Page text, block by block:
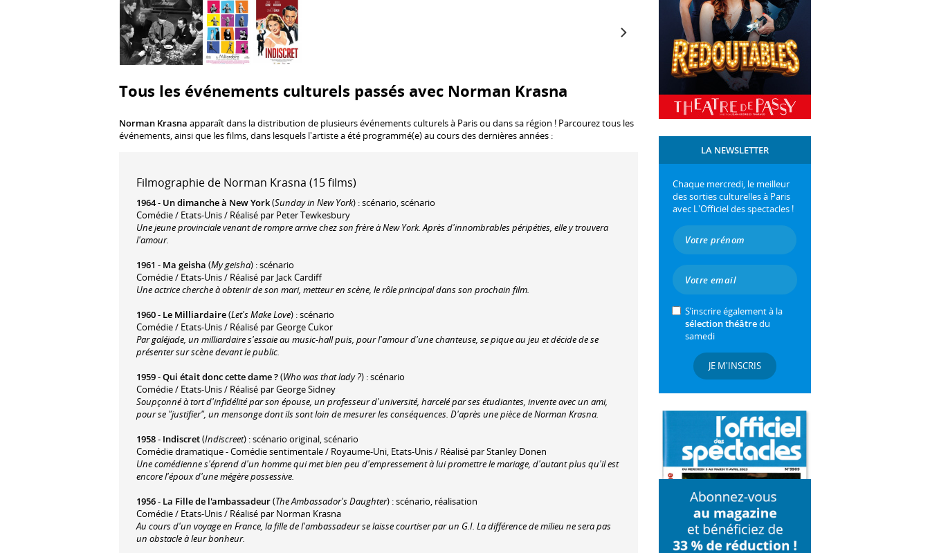
Tous les événements culturels passés avec Norman Krasna
Norman Krasna apparaît dans la distribution de plusieurs événements culturels à Paris ou dans sa région ! Parcourez tous les
événements, ainsi que les films, dans lesquels l'artiste a été programmé(e) au cours des dernières années :
Filmographie de Norman Krasna (15 films)
1964- Un dimanche à New York(Sunday in New York) : scénario, scénario
Comédie / Etats-Unis / Réalisé par Peter Tewkesbury
Une jeune provinciale venant de rompre arrive chez son frère à New York. Après d'innombrables péripéties, elle y trouvera
l'amour.
1961 - Ma geisha (My geisha) : scénario
Comédie / Etats-Unis / Réalisé par Jack Cardiff
Une actrice cherche à obtenir de son mari, metteur en scène, le rôle principal dans son prochain film.
1960- Le Milliardaire(Let's Make Love) : scénario
Comédie / Etats-Unis / Réalisé par George Cukor
Par galéjade, un milliardaire s'essaie au music-hall puis, pour l'amour d'une chanteuse, se pique au jeu et décide de se
présenter sur scène devant le public.
1959-Qui était donc cette dame ?(Who was that lady ?) : scénario
Comédie / Etats-Unis / Réalisé par George Sidney
Soupçonné à tort d'infidélité par son épouse, un professeur d'université, harcelé par ses étudiantes, invente avec un ami,
pour se "justifier", un mensonge dont ils sont loin de mesurer les conséquences. D'après une pièce de Norman Krasna.
1958- Indiscret(Indiscreet) : scénario original, scénario
Comédie dramatique - Comédie sentimentale / Royaume-Uni, Etats-Unis / Réalisé par Stanley Donen
Une comédienne s'éprend d'un homme qui met bien peu d'empressement à lui promettre le mariage, d'autant plus qu'il est
encore l'époux d'une mégère possessive.
1956- La Fille de l'ambassadeur(The Ambassador's Daughter) : scénario, réalisation
Comédie / Etats-Unis / Réalisé par Norman Krasna
Au cours d'un voyage en France, la fille de l'ambassadeur se laisse courtiser par un G.I. La différence de milieu ne sera pas
un obstacle à leur bonheur.
LA NEWSLETTER
Chaque mercredi, le meilleur
des sorties culturelles à Paris
avec L'Officiel des spectacles !
S’inscrire également à la
sélection théâtredu
samedi
JE M'INSCRIS